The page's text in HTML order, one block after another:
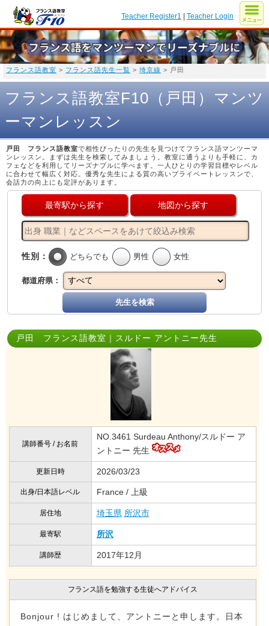
Teacher Register1 |Teacher Login
フランス語教室 > フランス語先生一覧 > 埼京線 > 戸田
フランス語教室F10（戸田）マンツ
ーマンレッスン
戸田 フランス語教室で相性ぴったりの先生を見つけてフランス語マンツーマ
ンレッスン。まずは先生を検索してみましょう。教室に通うよりも手軽に、カ
フェなどを利用してリーズナブルに学べます。一人ひとりの学習目標やレベル
に合わせて幅広く対応。優秀な先生による質の高いプライベートレッスンで、
会話力の向上にも定評があります。
最寄駅から探す 地図から探す
性別： どちらでも 男性 女性
都道府県：
先生を検索
戸田 フランス語教室｜スルドー アントニー先生
講師番号 / お名前
NO.3461 Surdeau Anthony/スルドー ア
ントニー 先生
更新日時 2026/03/23
出身/日本語レベル France / 上級
居住地 埼玉県 所沢市
最寄駅 所沢
講師歴 2017年12月
フランス語を勉強する生徒へアドバイス
Bonjour ! はじめまして、アントニーと申します。日本